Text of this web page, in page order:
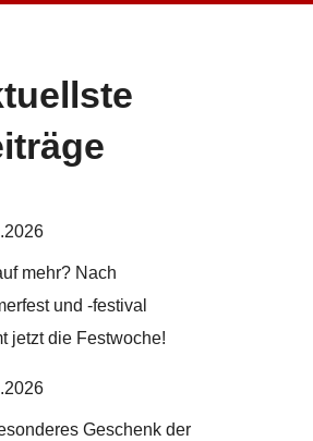
mehr? Nach
und -festival
jetzt die Festwoche!
Geschenk der